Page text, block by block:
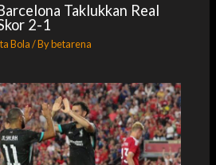
Taklukkan Real
2-1
Bola/ Bybetarena